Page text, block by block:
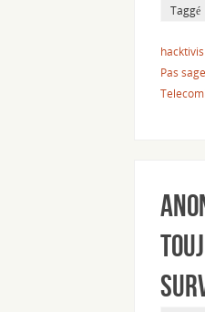
Taggé
Pas